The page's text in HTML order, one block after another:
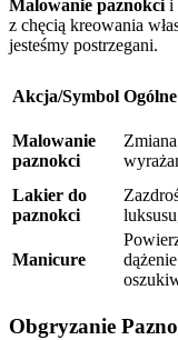
Malowanie paznokci i
z chęcią kreowania
jesteśmy postrzegani.
Akcja/Symbol
Malowanie
paznokci
Lakier do
paznokci
Manicure
Obgryzanie